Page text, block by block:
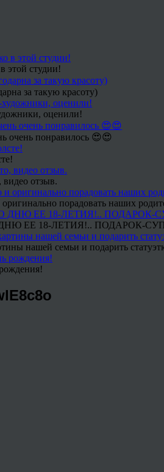
этой студии!
за такую красоту)
оценили!
очень понравилось 😍😍
отзыв.
порадовать наших
ЕЕ 18-ЛЕТИЯ!.. ПОДАРОК-
нашей семьи и подарить